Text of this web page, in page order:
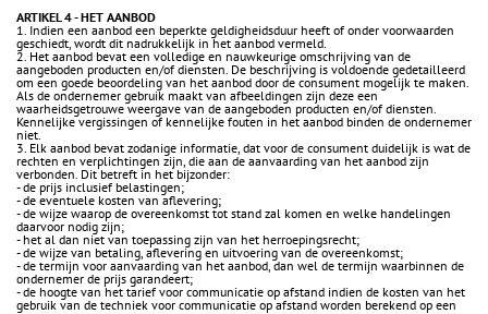
ARTIKEL 4 - HET AANBOD
1. Indien een aanbod een beperkte geldigheidsduur heeft of onder voorwaarden
geschiedt, wordt dit nadrukkelijk in het aanbod vermeld.
2. Het aanbod bevat een volledige en nauwkeurige omschrijving van de
aangeboden producten en/of diensten. De beschrijving is voldoende gedetailleerd
om een goede beoordeling van het aanbod door de consument mogelijk te maken.
Als de ondernemer gebruik maakt van afbeeldingen zijn deze een
waarheidsgetrouwe weergave van de aangeboden producten en/of diensten.
Kennelijke vergissingen of kennelijke fouten in het aanbod binden de ondernemer
niet.
3. Elk aanbod bevat zodanige informatie, dat voor de consument duidelijk is wat de
rechten en verplichtingen zijn, die aan de aanvaarding van het aanbod zijn
verbonden. Dit betreft in het bijzonder:
- de prijs inclusief belastingen;
- de eventuele kosten van aflevering;
- de wijze waarop de overeenkomst tot stand zal komen en welke handelingen
daarvoor nodig zijn;
- het al dan niet van toepassing zijn van het herroepingsrecht;
- de wijze van betaling, aflevering en uitvoering van de overeenkomst;
- de termijn voor aanvaarding van het aanbod, dan wel de termijn waarbinnen de
ondernemer de prijs garandeert;
- de hoogte van het tarief voor communicatie op afstand indien de kosten van het
gebruik van de techniek voor communicatie op afstand worden berekend op een